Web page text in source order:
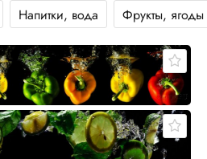
Напитки, вода Фрукты, ягоды